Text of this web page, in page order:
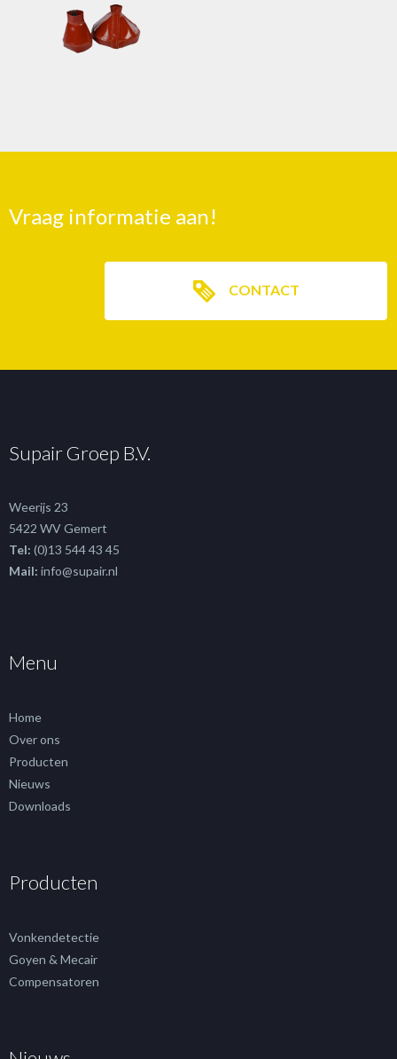
Vraag informatie aan!
CONTACT
Supair Groep B.V.
Weerijs 23
5422 WV Gemert
Tel: (0)13 544 43 45
Mail: info@supair.nl
Menu
Home
Over ons
Producten
Nieuws
Downloads
Producten
Vonkendetectie
Goyen & Mecair
Compensatoren